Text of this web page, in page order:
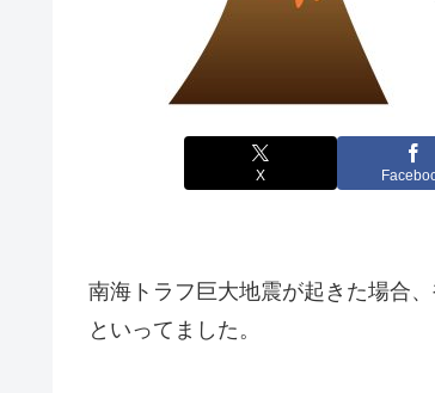
X
南海トラフ巨大地震が起きた場合
といってました。